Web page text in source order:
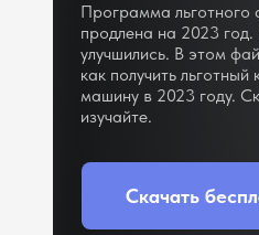
Программа льготного
продлена на 2023 год.
улучшились. В этом
как получить льготный
машину в 2023 году.
изучайте.
Скачать